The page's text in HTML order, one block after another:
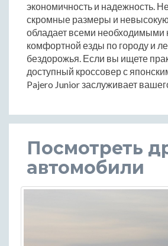
экономичность и надежность.
скромные размеры и
обладает всеми необходимыми
комфортной езды по городу и
бездорожья. Если вы ищете
доступный кроссовер с
Pajero Junior заслуживает
Посмотреть
автомобили